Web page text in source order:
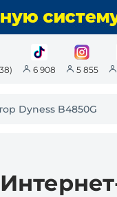
6 908 5 855